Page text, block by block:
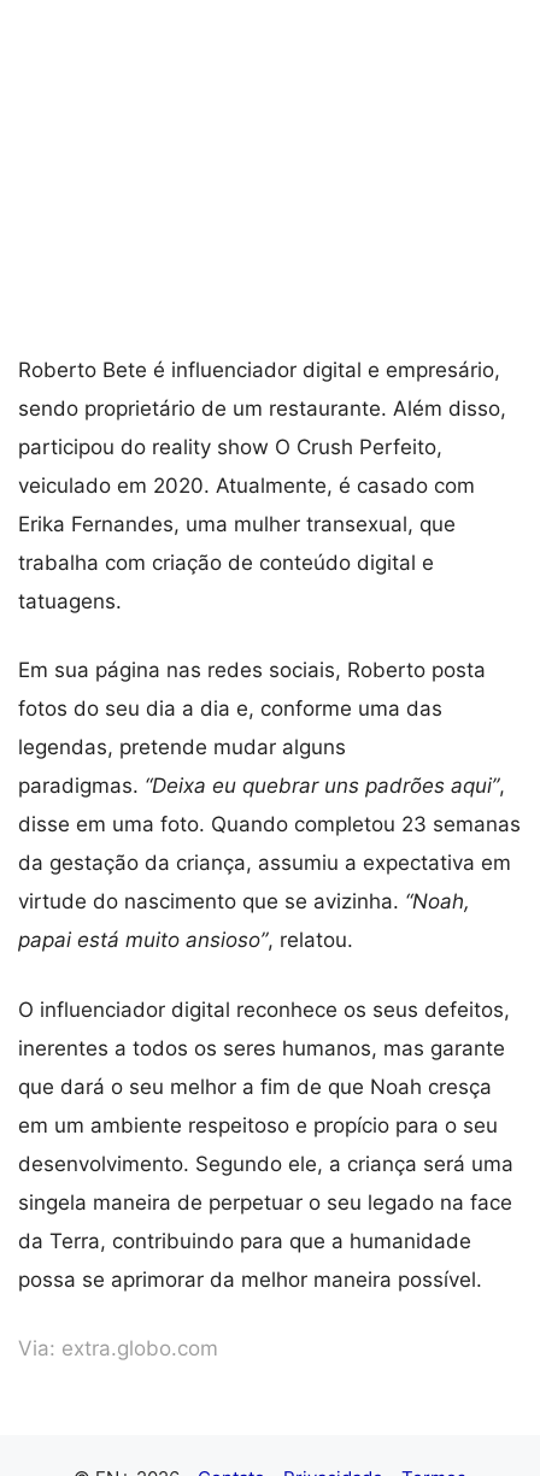
Roberto Bete é influenciador digital e empresário,
sendo proprietário de um restaurante. Além disso,
participou do reality show O Crush Perfeito,
veiculado em 2020. Atualmente, é casado com
Erika Fernandes, uma mulher transexual, que
trabalha com criação de conteúdo digital e
tatuagens.
Em sua página nas redes sociais, Roberto posta
fotos do seu dia a dia e, conforme uma das
legendas, pretende mudar alguns
paradigmas. “Deixa eu quebrar uns padrões aqui”,
disse em uma foto. Quando completou 23 semanas
da gestação da criança, assumiu a expectativa em
virtude do nascimento que se avizinha. “Noah,
papai está muito ansioso”, relatou.
O influenciador digital reconhece os seus defeitos,
inerentes a todos os seres humanos, mas garante
que dará o seu melhor a fim de que Noah cresça
em um ambiente respeitoso e propício para o seu
desenvolvimento. Segundo ele, a criança será uma
singela maneira de perpetuar o seu legado na face
da Terra, contribuindo para que a humanidade
possa se aprimorar da melhor maneira possível.
Via: extra.globo.com